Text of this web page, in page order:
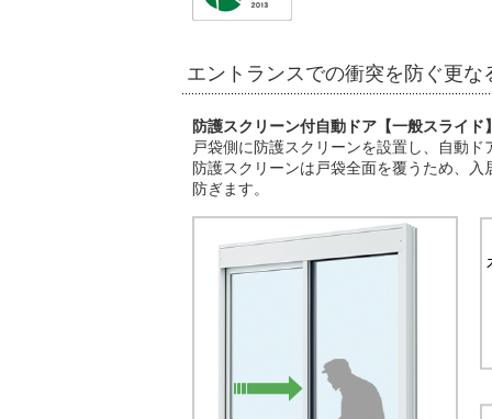
エントランスでの衝突を防ぐ更な
防護スクリーン付自動ドア【一般スライド
戸袋側に防護スクリーンを設置し、自動
防護スクリーンは戸袋全面を覆うため、
防ぎます。